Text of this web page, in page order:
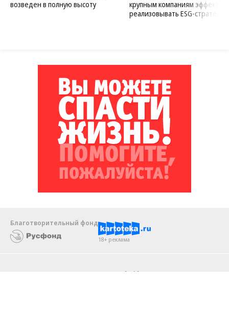
возведен в полную высоту
крупным компаниям
реализовывать ESG-стратегию
Благотворительный фонд
18+ реклама
Android